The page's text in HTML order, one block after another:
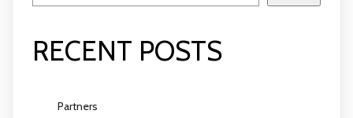
RECENT POSTS
Partners